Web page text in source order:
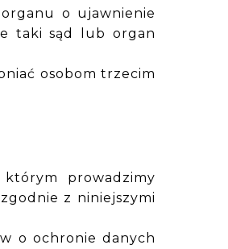
o ujawnienie
taki sąd lub organ
osobom trzecim
prowadzimy
z niniejszymi
o ochronie danych